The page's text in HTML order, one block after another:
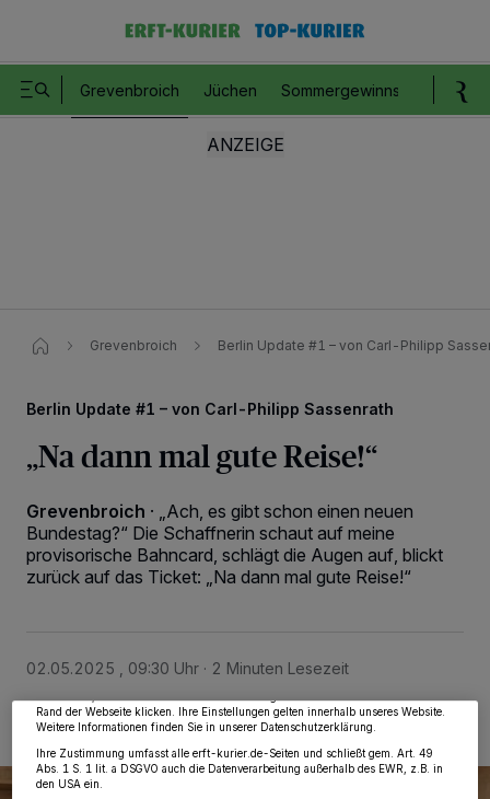
Grevenbroich Jüchen Sommergewinnspiel
Grevenbroich Berlin Update #1 – von Carl-Philipp
Berlin Update #1 – von Carl-Philipp Sassenrath
„Na dann mal gute Reise!“
Grevenbroich · „Ach, es gibt schon einen neuen
Bundestag?“ Die Schaffnerin schaut auf meine
provisorische Bahncard, schlägt die Augen auf, blickt
zurück auf das Ticket: „Na dann mal gute Reise!“
02.05.2025 , 09:30 Uhr 2 Minuten Lesezeit
-Partner speichern und greifen auf personenbezogene Daten
möglicherweise nicht mehr so relevant für Sie. Sie können dieses Menü jederzeit
wieder aufrufen, um Ihre Einstellungen zu ändern oder Ihre Einwilligung zu
Rand der Webseite klicken. Ihre Einstellungen gelten innerhalb unseres Website.
Weitere Informationen finden Sie in unserer Datenschutzerklärung.
Ihre Zustimmung umfasst alle erft-kurier.de-Seiten und schließt gem. Art. 49
Abs. 1 S. 1 lit. a DSGVO auch die Datenverarbeitung außerhalb des EWR, z.B. in
den USA ein.